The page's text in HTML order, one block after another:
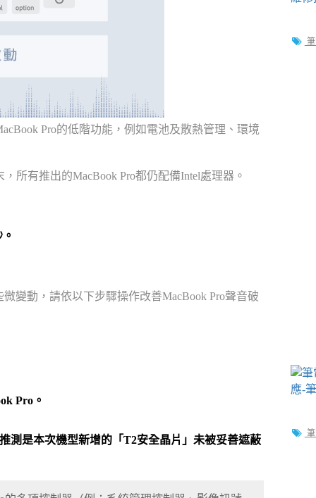
Pro的低階功能，例如電池及散熱管理、環境
所有推出的MacBook Pro都仍配備Intel處理器。
變動，請依以下步驟操作改善MacBook Pro聲音破
Pro。
測是本次機型新增的「T2安全晶片」未被妥善遮蔽